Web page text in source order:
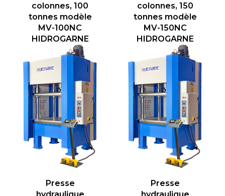
colonnes, 100
tonnes modèle
MV-100NC
HIDROGARNE
colonnes, 150
tonnes modèle
MV-150NC
HIDROGARNE
Presse
Presse